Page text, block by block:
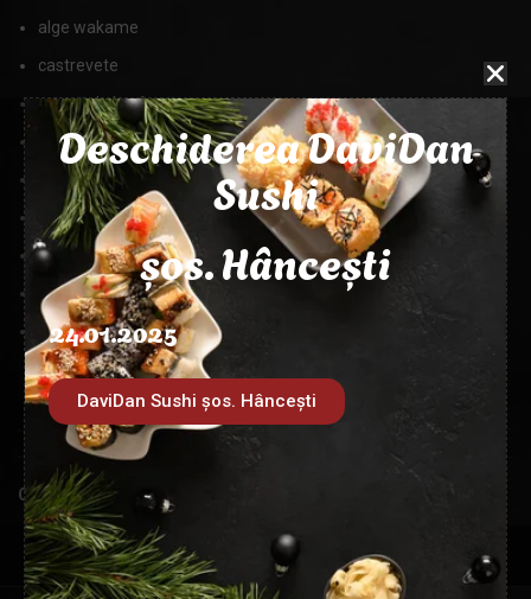
alge wakame
castrevete
cremă de brnânză
sos poke
sos soia
nuci caju
sos unaghi
susan
MASA
Categorie:Poke bowl
Deschiderea DaviDan
Sushi
șos. Hâncești
24.01.2025
DaviDan Sushi șos. Hâncești